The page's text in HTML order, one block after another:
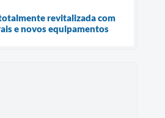
revitalizada com
e novos equipamentos